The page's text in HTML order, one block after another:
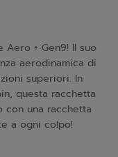
+ Gen9! Il suo
aerodinamica di
superiori. In
questa racchetta
con una racchetta
a ogni colpo!